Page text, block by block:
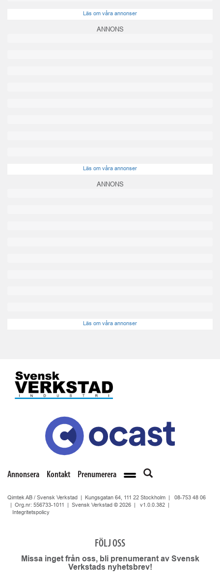
Läs om våra annonser
ANNONS
Läs om våra annonser
ANNONS
Läs om våra annonser
Annonsera Kontakt Prenumerera
Qimtek AB / Svensk Verkstad | Kungsgatan 64, 111 22 Stockholm | 08-753 48 06
| Org.nr: 556733-1011 | Svensk Verkstad © 2026 | v1.0.0.382
Integritetspolicy
FÖLJ OSS
Missa inget från oss, bli prenumerant av Svensk
Verkstads nyhetsbrev!